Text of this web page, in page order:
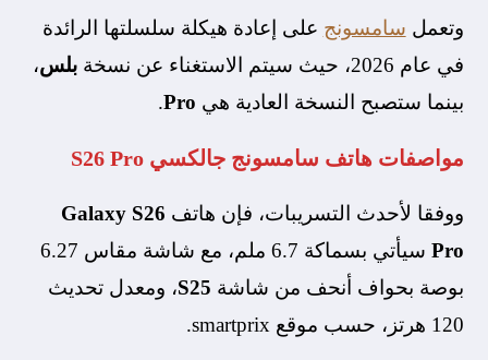
وتعمل سامسونج على إعادة هيكلة سلسلتها الرائدة
في عام 2026، حيث سيتم الاستغناء عن نسخة
بلس،
بينما ستصبح النسخة العادية هي Pro
.
مواصفات هاتف سامسونج جالكسيS26 Pro
ووفقا لأحدث التسريبات، فإن هاتف Galaxy S26
Pro
سيأتي بسماكة 6.7 ملم، مع شاشة مقاس 6.27
بوصة بحواف أنحف من شاشة S25، ومعدل تحديث
120 هرتز، حسب موقع smartprix.